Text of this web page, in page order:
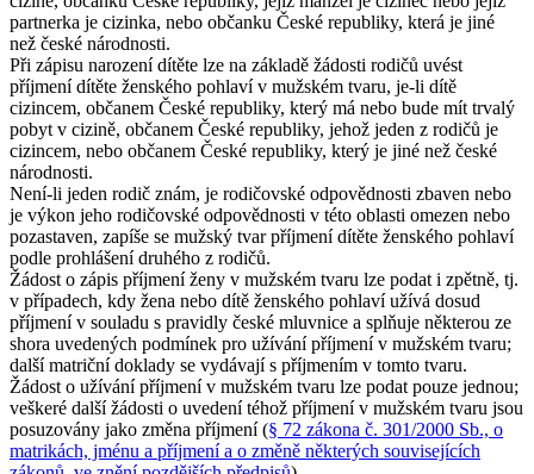
partnerka je cizinka, nebo občanku České republiky, která je jiné
než české národnosti.
Při zápisu narození dítěte lze na základě žádosti rodičů uvést
příjmení dítěte ženského pohlaví v mužském tvaru, je-li dítě
cizincem, občanem České republiky, který má nebo bude mít trvalý
pobyt v cizině, občanem České republiky, jehož jeden z rodičů je
cizincem, nebo občanem České republiky, který je jiné než české
národnosti.
Není-li jeden rodič znám, je rodičovské odpovědnosti zbaven nebo
je výkon jeho rodičovské odpovědnosti v této oblasti omezen nebo
pozastaven, zapíše se mužský tvar příjmení dítěte ženského pohlaví
podle prohlášení druhého z rodičů.
Žádost o zápis příjmení ženy v mužském tvaru lze podat i zpětně, tj.
v případech, kdy žena nebo dítě ženského pohlaví užívá dosud
příjmení v souladu s pravidly české mluvnice a splňuje některou ze
shora uvedených podmínek pro užívání příjmení v mužském tvaru;
další matriční doklady se vydávají s příjmením v tomto tvaru.
Žádost o užívání příjmení v mužském tvaru lze podat pouze jednou;
veškeré další žádosti o uvedení téhož příjmení v mužském tvaru jsou
posuzovány jako změna příjmení (§ 72 zákona č. 301/2000 Sb., o
matrikách, jménu a příjmení a o změně některých souvisejících